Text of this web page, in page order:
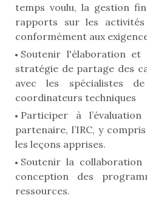
temps voulu, la gestion
rapports sur les
conformément aux
Soutenir l'élaboration
stratégie de partage des
avec les spécialistes
coordinateurs techniques
Participer à
partenaire, l’IRC, y
les leçons apprises.
Soutenir la
conception des
ressources.